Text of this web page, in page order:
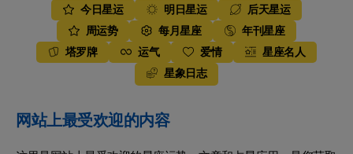
今日星运 明日星运
后天星运
周运势
每月星座
年刊星座
塔罗牌
运气 爱情
星座名人
星象日志
网站上最受欢迎的内容